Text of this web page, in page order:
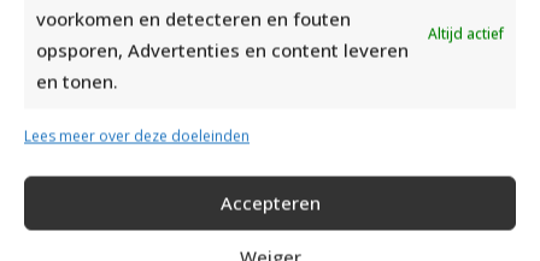
voorkomen en detecteren en fouten
opsporen, Advertenties en content leveren
en tonen.
Altijd actief
Lees meer over deze doeleinden
Accepteren
IDEALE CAPUCHONTRUI BREIEN VOOR THUIS OP DE BANK